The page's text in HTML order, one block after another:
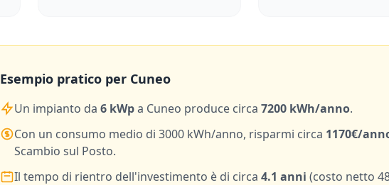
Esempio pratico per Cuneo
Un impianto da 6 kWpa Cuneo produce circa 7200 kWh/anno.
Con un consumo medio di 3000 kWh/anno, risparmi circa 1170€/
Scambio sul Posto.
Il tempo di rientro dell'investimento è di circa 4.1 anni (costo netto